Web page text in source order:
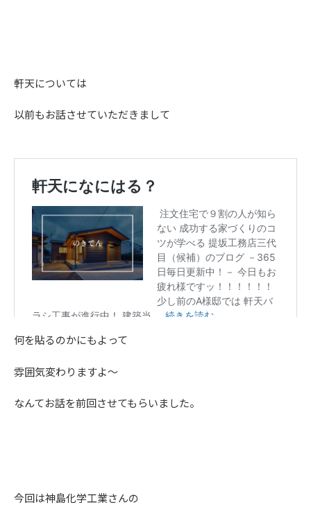
軒天については
以前もお話させていただきまして
何を貼るのかにもよって
雰囲気変わりますよ～
なんてお話を前回させてもらいました。
今回は神島化学工業さんの